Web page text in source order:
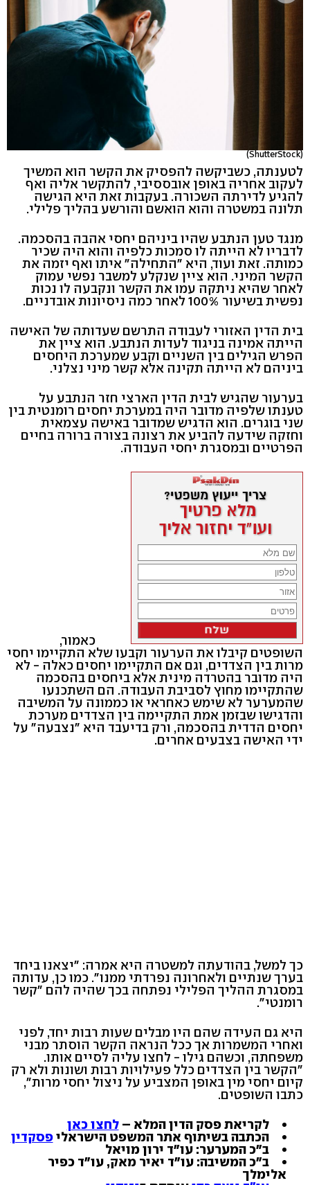
(ShutterStock)
לטענתה, כשביקשה להפסיק את הקשר הוא המשיך
לעקוב אחריה באופן אובססיבי, להתקשר אליה ואף
להגיע לדירתה השכורה. בעקבות זאת היא הגישה
תלונה במשטרה והוא הואשם והורשע בהליך פלילי.
מנגד טען הנתבע שהיו ביניהם יחסי אהבה בהסכמה.
לדבריו לא הייתה לו סמכות כלפיה והוא היה שכיר
כמותה. זאת ועוד, היא "התחילה" איתו ואף יזמה את
הקשר המיני. הוא ציין שנקלע למשבר נפשי עמוק
לאחר שהיא ניתקה עמו את הקשר ונקבעה לו נכות
נפשית בשיעור 100% לאחר כמה ניסיונות אובדניים.
בית הדין האזורי לעבודה התרשם שעדותה של האישה
הייתה אמינה בניגוד לעדות הנתבע. הוא ציין את
הפרש הגילים בין השניים וקבע שמערכת היחסים
ביניהם לא הייתה תקינה אלא קשר מיני נצלני.
בערעור שהגיש לבית הדין הארצי חזר הנתבע על
טענתו שלפיה מדובר היה במערכת יחסים רומנטית בין
שני בוגרים. הוא הדגיש שמדובר באישה עצמאית
וחזקה שידעה להביע את רצונה בצורה ברורה בחיים
הפרטיים ובמסגרת יחסי העבודה.
כאמור,
השופטים קיבלו את הערעור וקבעו שלא התקיימו יחסי
מרות בין הצדדים, וגם אם התקיימו יחסים כאלה - לא
היה מדובר בהטרדה מינית אלא ביחסים בהסכמה
שהתקיימו מחוץ לסביבת העבודה. הם השתכנעו
שהמערער לא שימש כאחראי או כממונה על המשיבה
והדגישו שבזמן אמת התקיימה בין הצדדים מערכת
יחסים הדדית בהסכמה, ורק בדיעבד היא "נצבעה" על
ידי האישה בצבעים אחרים.
כך למשל, בהודעתה למשטרה היא אמרה: "יצאנו ביחד
בערך שנתיים ולאחרונה נפרדתי ממנו". כמו כן, עדותה
במסגרת ההליך הפלילי נפתחה בכך שהיה להם "קשר
רומנטי".
היא גם העידה שהם היו מבלים שעות רבות יחד, לפני
ואחרי המשמרות אך ככל הנראה הקשר הוסתר מבני
משפחתה, וכשהם גילו - לחצו עליה לסיים אותו.
"הקשר בין הצדדים כלל פעילויות רבות ושונות ולא רק
קיום יחסי מין באופן המצביע על ניצול יחסי מרות",
כתבו השופטים.
לקריאת פסק הדין המלא –לחצו כאן
הכתבה בשיתוף אתר המשפט הישראליפסקדין
ב"כ המערער: עו"ד ירון מויאל
ב"כ המשיבה: עו"ד יאיר מאק, עו"ד כפיר
אלימלך